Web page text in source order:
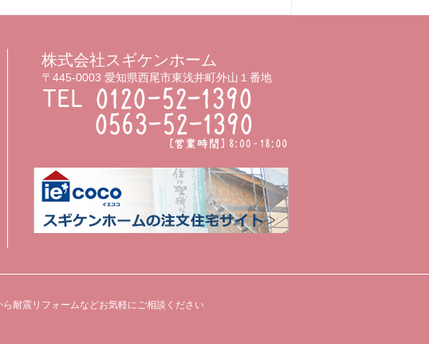
株式会社スギケンホーム
〒445-0003 愛知県西尾市東浅井町外山１番地
耐震リフォームなどお気軽にご相談ください